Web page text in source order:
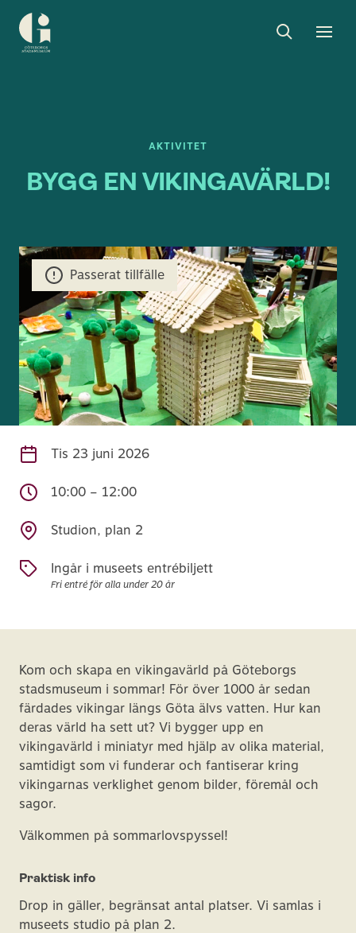
Göteborgs
Toggle
AKTIVITET
BYGG EN VIKINGAVÄRLD!
Passerat tillfälle
Tis 23 juni 2026
10:00 – 12:00
Studion, plan 2
Ingår i museets entrébiljett
Fri entré för alla under 20 år
Kom och skapa en vikingavärld på Göteborgs
stadsmuseum i sommar! För över 1000 år sedan
färdades vikingar längs Göta älvs vatten. Hur kan
deras värld ha sett ut? Vi bygger upp en
vikingavärld i miniatyr med hjälp av olika material,
samtidigt som vi funderar och fantiserar kring
vikingarnas verklighet genom bilder, föremål och
sagor.
Välkommen på sommarlovspyssel!
Praktisk info
Drop in gäller, begränsat antal platser. Vi samlas i
museets studio på plan 2.